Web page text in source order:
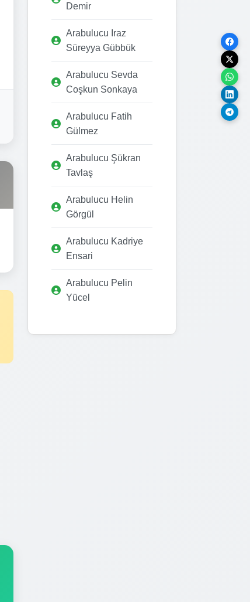
Demir
Arabulucu Iraz
Süreyya Gübbük
Arabulucu Sevda
Coşkun Sonkaya
Arabulucu Fatih
Gülmez
Arabulucu Şükran
Tavlaş
Arabulucu Helin
Görgül
Arabulucu Kadriye
Ensari
Arabulucu Pelin
Yücel